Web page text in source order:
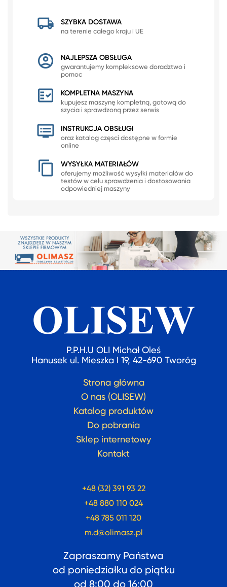
SZYBKA DOSTAWA
na terenie całego kraju i UE
NAJLEPSZA OBSŁUGA
gwarantujemy kompleksowe doradztwo i
pomoc
KOMPLETNA MASZYNA
kupujesz maszynę kompletną, gotową do
szycia i sprawdzoną przez serwis
INSTRUKCJA OBSŁUGI
oraz katalog częsci dostępne w formie
online
WYSYŁKA MATERIAŁÓW
oferujemy możliwość wysyłki materiałów do
testów w celu sprawdzenia i dostosowania
odpowiedniej maszyny
P.P.H.U OLI Michał Oleś
Hanusek ul. Mieszka I 19, 42-690 Tworóg
Strona główna
O nas (OLISEW)
Katalog produktów
Do pobrania
Sklep internetowy
Kontakt
+48 (32) 391 93 22
+48 880 110 024
+48 785 011 120
m.d@olimasz.pl
Zapraszamy Państwa
od poniedziałku do piątku